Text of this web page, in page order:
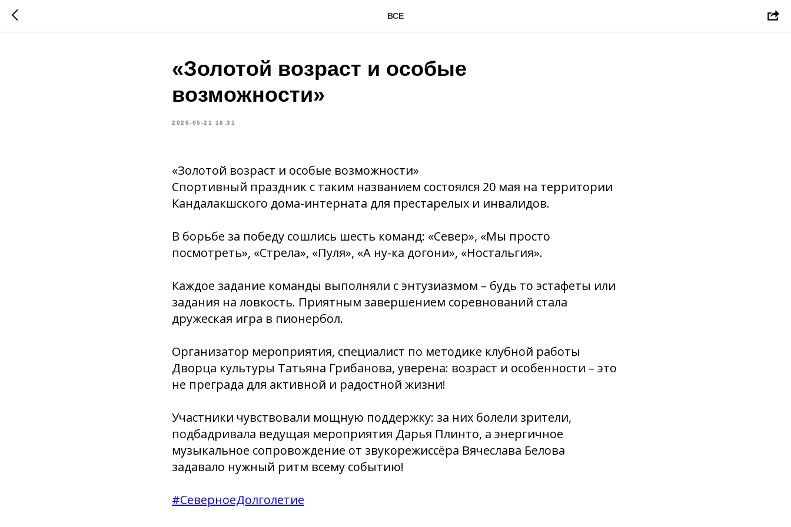
ВСЕ
«Золотой возраст и особые
возможности»
2026-05-21 16:31
«Золотой возраст и особые возможности»
Спортивный праздник с таким названием состоялся 20 мая на территории
Кандалакшского дома-интерната для престарелых и инвалидов.
В борьбе за победу сошлись шесть команд: «Север», «Мы просто
посмотреть», «Стрела», «Пуля», «А ну-ка догони», «Ностальгия».
Каждое задание команды выполняли с энтузиазмом – будь то эстафеты или
задания на ловкость. Приятным завершением соревнований стала
дружеская игра в пионербол.
Организатор мероприятия, специалист по методике клубной работы
Дворца культуры Татьяна Грибанова, уверена: возраст и особенности – это
не преграда для активной и радостной жизни!
Участники чувствовали мощную поддержку: за них болели зрители,
подбадривала ведущая мероприятия Дарья Плинто, а энергичное
музыкальное сопровождение от звукорежиссёра Вячеслава Белова
задавало нужный ритм всему событию!
#СеверноеДолголетие